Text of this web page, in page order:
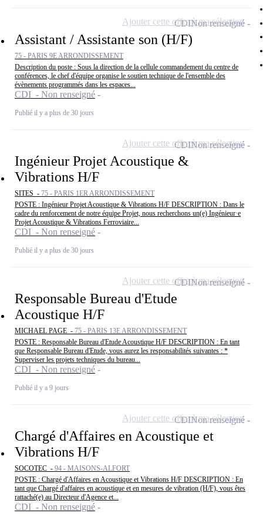
Assistant / Assistante son (H/F)
75 - PARIS 9E ARRONDISSEMENT
Description du poste : Sous la direction de la cellule commandement du centre de
conférences, le chef d'équipe organise le soutien technique de l'ensemble des
évènements programmés dans les espaces...
CDI - Non renseigné
Publié il y a plus de 30 jours
CDINon renseigné
Ajouter cette offre à ma sélection
Ingénieur Projet Acoustique &
Vibrations H/F
SITES - 75 - PARIS 1ER ARRONDISSEMENT
POSTE : Ingénieur Projet Acoustique & Vibrations H/F DESCRIPTION : Dans le
cadre du renforcement de notre équipe Projet, nous recherchons un(e) Ingénieur·e
Projet Acoustique & Vibrations Ferroviaire...
CDI - Non renseigné
Publié il y a plus de 30 jours
CDINon renseigné
Ajouter cette offre à ma sélection
Responsable Bureau d'Etude
Acoustique H/F
MICHAEL PAGE - 75 - PARIS 13E ARRONDISSEMENT
POSTE : Responsable Bureau d'Etude Acoustique H/F DESCRIPTION : En tant
que Responsable Bureau d'Etude, vous aurez les responsabilités suivantes : *
Superviser les projets techniques du bureau...
CDI - Non renseigné
Publié il y a 9 jours
CDINon renseigné
Ajouter cette offre à ma sélection
Chargé d'Affaires en Acoustique et
Vibrations H/F
SOCOTEC - 94 - MAISONS-ALFORT
POSTE : Chargé d'Affaires en Acoustique et Vibrations H/F DESCRIPTION : En
tant que Chargé d'affaires en acoustique et en mesures de vibration (H/F), vous êtes
rattaché(e) au Directeur d'Agence et...
CDI - Non renseigné
CDINon renseigné
Ajouter cette offre à ma sélection